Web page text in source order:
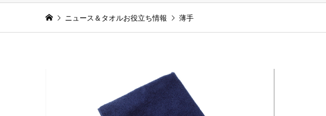
ニュース＆タオルお役立ち情報 薄手